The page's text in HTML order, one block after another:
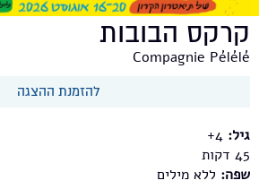
קרקס הבובות
Compagnie Pélélé
להזמנת ההצגה
גיל: 4+
45
שפה: ללא מילים